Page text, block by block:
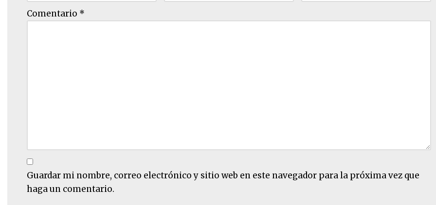
Comentario *
Guardar mi nombre, correo electrónico y sitio web en este navegador para la próxima vez que
haga un comentario.